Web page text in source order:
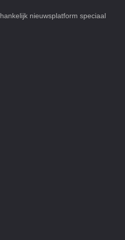
nieuwsplatform speciaal